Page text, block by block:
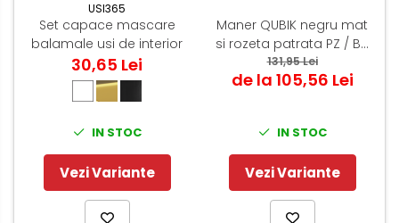
USI365
Set capace mascare
balamale usi de interior
30,65 Lei
IN STOC
Vezi Variante
Maner QUBIK negru mat
si rozeta patrata PZ / BB
/ WC
131,95 Lei
de la 105,56 Lei
IN STOC
Vezi Variante